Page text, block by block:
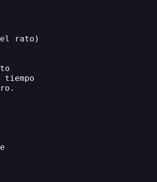
rato)
tiempo